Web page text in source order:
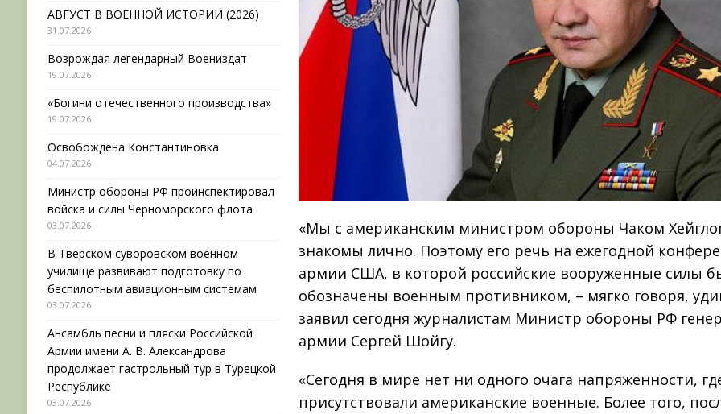
«Мы с американским министром обороны Чаком
знакомы лично. Поэтому его речь на ежегодной
армии США, в которой российские вооруженные силы
обозначены военным противником, – мягко говоря,
заявил сегодня журналистам Министр обороны РФ
армии Сергей Шойгу.
«Сегодня в мире нет ни одного очага напряженности,
присутствовали американские военные. Более того,
АВГУСТ В ВОЕННОЙ ИСТОРИИ (2026)
31.07.2026
Возрождая легендарный Воениздат
19.07.2026
«Богини отечественного производства»
19.07.2026
Освобождена Константиновка
04.07.2026
Министр обороны РФ проинспектировал
войска и силы Черноморского флота
03.07.2026
В Тверском суворовском военном
училище развивают подготовку по
беспилотным авиационным системам
03.07.2026
Ансамбль песни и пляски Российской
Армии имени А. В. Александрова
продолжает гастрольный тур в Турецкой
Республике
03.07.2026